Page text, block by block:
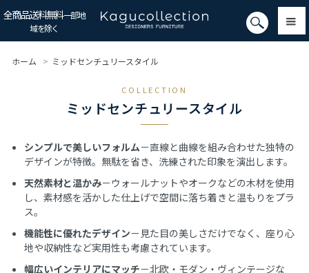
全商品送料無料一部地
域を除く
ホーム > ミッドセンチュリースタイル
COLLECTION
ミッドセンチュリースタイル
シンプルで美しいフォルム－直線と曲線を組み合わせた独特の
デザインが特徴。無駄を省き、洗練された印象を演出します。
天然素材と温かみ－ウォールナットやオークなどの木材を使用
し、素材感を活かした仕上げで空間に落ち着きと温もりをプラ
ス。
機能性に優れたデザイン－見た目の美しさだけでなく、座り心
地や収納性など実用性も考慮されています。
幅広いインテリアにマッチ－北欧・モダン・ヴィンテージな